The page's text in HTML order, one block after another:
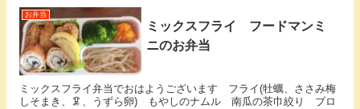
お弁当
ミックスフライ フードマンミ
ニのお弁当
ミックスフライ弁当でおはようございます フライ(牡蠣、ささみ梅
しそまき、🦑、うずら卵) もやしのナムル 南瓜の茶巾絞り ブロ